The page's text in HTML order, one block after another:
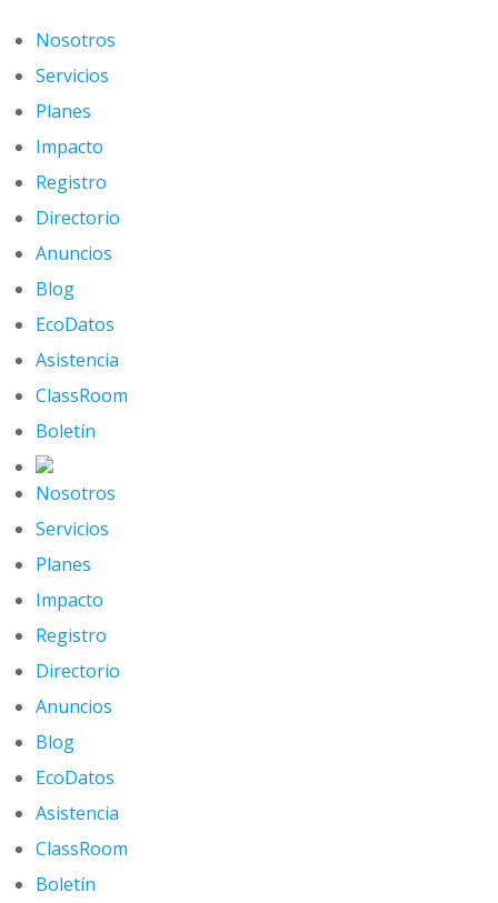
to
content
Nosotros
Servicios
Planes
Impacto
Registro
Directorio
Anuncios
Blog
EcoDatos
Asistencia
ClassRoom
Boletín
Nosotros
Servicios
Planes
Impacto
Registro
Directorio
Anuncios
Blog
EcoDatos
Asistencia
ClassRoom
Boletín